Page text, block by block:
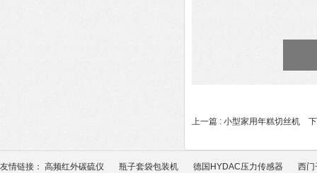
上一篇 : 小型家用年糕切丝机
友情链接： 高频红外碳硫仪 瓶子套袋包装机 德国HYDAC压力传感器
西门